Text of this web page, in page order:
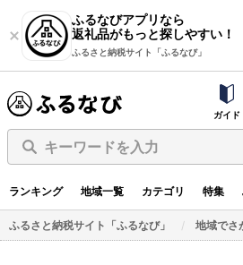
ふるなびアプリなら
返礼品がもっと探しやすい！
ふるさと納税サイト「ふるなび」
ガイド
キーワードを入力
ランキング 地域一覧 カテゴリ 特集
ふるさと納税サイト「ふるなび」 地域でさ